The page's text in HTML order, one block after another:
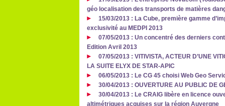
géo localisation des transports de matières
15/03/2013 : La Cube, première gamme
exclusivité au MEDPI 2013
07/05/2013 : Un concentré des derniers
Edition Avril 2013
07/05/2013 : VITIVISTA, ACTEUR D’UNE
LA SUITE ELYX DE STAR-APIC
06/05/2013 : Le CG 45 choisi Web Geo
30/04/2013 : OUVERTURE AU PUBLIC DE
30/04/2013 : Le CRAIG libère en licence
altimétriques acquises sur la région Auvergne